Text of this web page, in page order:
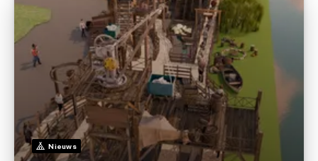
Nieuws